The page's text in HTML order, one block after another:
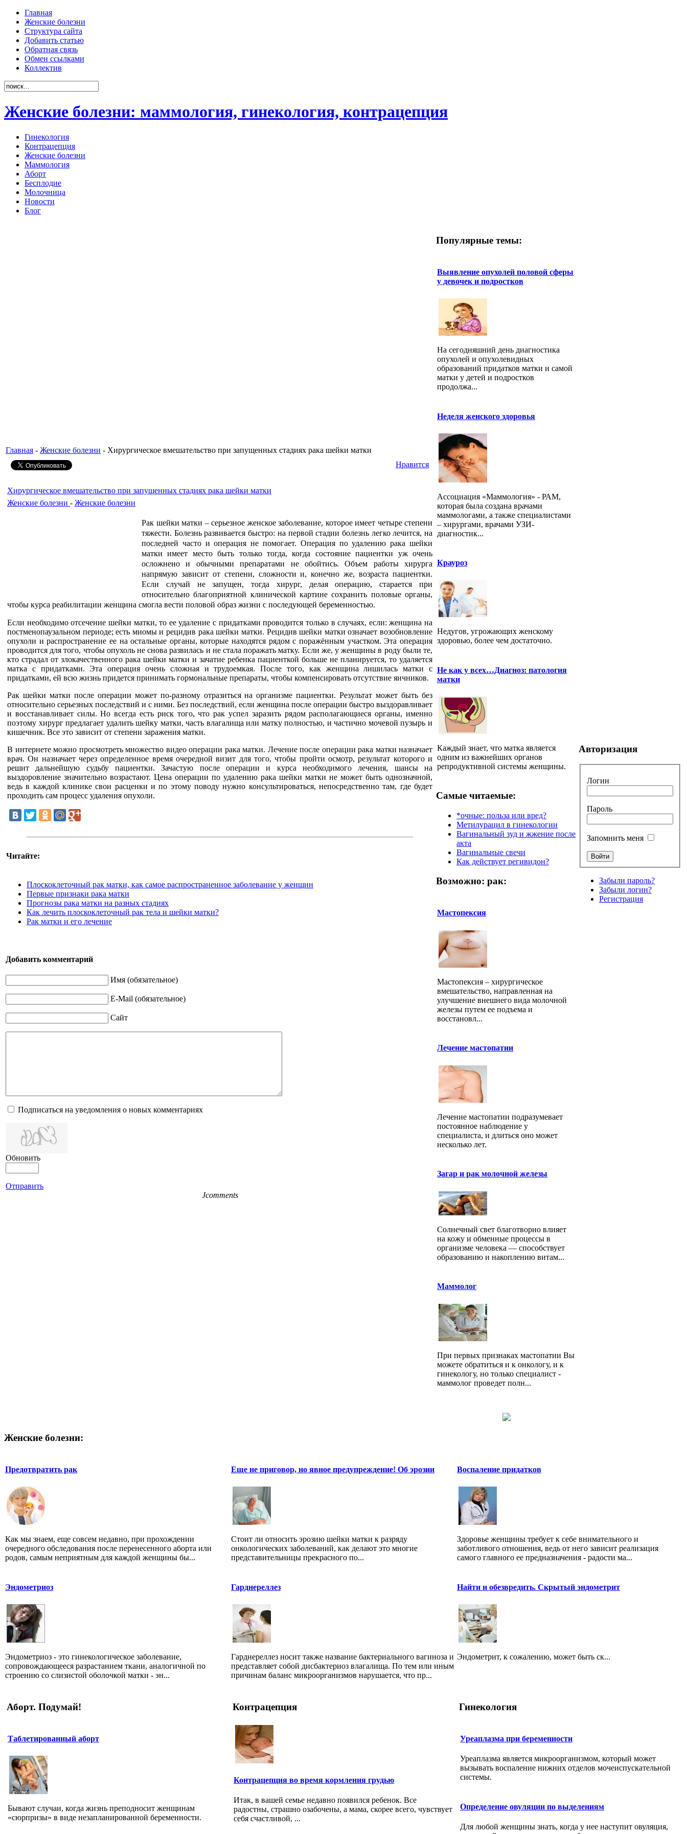
Главная
Женские болезни
Структура сайта
Добавить статью
Обратная связь
Обмен ссылками
Коллектив
Женские болезни: маммология, гинекология, контрацепция
Гинекология
Контрацепция
Женские болезни
Маммология
Аборт
Бесплодие
Молочница
Новости
Блог
Главная - Женские болезни - Хирургическое вмешательство при запущенных стадиях рака шейки матки
Нравится
Хирургическое вмешательство при запущенных стадиях рака шейки матки
Женские болезни - Женские болезни
Рак шейки матки – серьезное женское заболевание, которое имеет четыре степени
тяжести. Болезнь развивается быстро: на первой стадии болезнь легко лечится, на
последней часто и операция не помогает. Операция по удалению рака шейки
матки имеет место быть только тогда, когда состояние пациентки уж очень
осложнено и обычными препаратами не обойтись. Объем работы хирурга
напрямую зависит от степени, сложности и, конечно же, возраста пациентки.
Если случай не запущен, тогда хирург, делая операцию, старается при
относительно благоприятной клинической картине сохранить половые органы,
чтобы курса реабилитации женщина смогла вести половой образ жизни с последующей беременностью.
Если необходимо отсечение шейки матки, то ее удаление с придатками проводится только в случаях, если: женщина на
постменопаузальном периоде; есть миомы и рецидив рака шейки матки. Рецидив шейки матки означает возобновление
опухоли и распространение ее на остальные органы, которые находятся рядом с поражённым участком. Эта операция
проводится для того, чтобы опухоль не снова развилась и не стала поражать матку. Если же, у женщины в роду были те,
кто страдал от злокачественного рака шейки матки и зачатие ребенка пациенткой больше не планируется, то удаляется
матка с придатками. Эта операция очень сложная и трудоемкая. После того, как женщина лишилась матки с
придатками, ей всю жизнь придется принимать гормональные препараты, чтобы компенсировать отсутствие яичников.
Рак шейки матки после операции может по-разному отразиться на организме пациентки. Результат может быть без
относительно серьезных последствий и с ними. Без последствий, если женщина после операции быстро выздоравливает
и восстанавливает силы. Но всегда есть риск того, что рак успел заразить рядом располагающиеся органы, именно
поэтому хирург предлагает удалить шейку матки, часть влагалища или матку полностью, и частично мочевой пузырь и
кишечник. Все это зависит от степени заражения матки.
В интернете можно просмотреть множество видео операции рака матки. Лечение после операции рака матки назначает
врач. Он назначает через определенное время очередной визит для того, чтобы пройти осмотр, результат которого и
решит дальнейшую судьбу пациентки. Зачастую после операции и курса необходимого лечения, шансы на
выздоровление значительно возрастают. Цена операции по удалению рака шейки матки не может быть однозначной,
ведь в каждой клинике свои расценки и по этому поводу нужно консультироваться, непосредственно там, где будет
проходить сам процесс удаления опухоли.
Читайте:
Плоскоклеточный рак матки, как самое распространенное заболевание у женщин
Первые признаки рака матки
Прогнозы рака матки на разных стадиях
Как лечить плоскоклеточный рак тела и шейки матки?
Рак матки и его лечение
Добавить комментарий
Имя (обязательное)
E-Mail (обязательное)
Сайт
Подписаться на уведомления о новых комментариях
Обновить
Отправить
Jcomments
Популярные темы:
Выявление опухолей половой сферы
у девочек и подростков
На сегодняшний день диагностика
опухолей и опухолевидных
образований придатков матки и самой
матки у детей и подростков
продолжа...
Неделя женского здоровья
Ассоциация «Маммология» - РАМ,
которая была создана врачами
маммологами, а также специалистами
– хирургами, врачами УЗИ-
диагностик...
Крауроз
Недугов, угрожающих женскому
здоровью, более чем достаточно.
Не как у всех…Диагноз: патология
матки
Каждый знает, что матка является
одним из важнейших органов
репродуктивной системы женщины.
Самые читаемые:
*очные: польза или вред?
Метилурацил в гинекологии
Вагинальный зуд и жжение после
акта
Вагинальные свечи
Как действует регивидон?
Возможно: рак:
Мастопексия
Мастопексия – хирургическое
вмешательство, направленная на
улучшение внешнего вида молочной
железы путем ее подъема и
восстановл...
Лечение мастопатии
Лечение мастопатии подразумевает
постоянное наблюдение у
специалиста, и длиться оно может
несколько лет.
Загар и рак молочной железы
Солнечный свет благотворно влияет
на кожу и обменные процессы в
организме человека — способствует
образованию и накоплению витам...
Маммолог
При первых признаках мастопатии Вы
можете обратиться и к онкологу, и к
гинекологу, но только специалист -
маммолог проведет полн...
Авторизация
Логин
Пароль
Запомнить меня
Забыли пароль?
Забыли логин?
Регистрация
Женские болезни:
Предотвратить рак
Как мы знаем, еще совсем недавно, при прохождении
очередного обследования после перенесенного аборта или
родов, самым неприятным для каждой женщины бы...
Еще не приговор, но явное предупреждение! Об эрозии
Стоит ли относить эрозию шейки матки к разряду
онкологических заболеваний, как делают это многие
представительницы прекрасного по...
Воспаление придатков
Здоровье женщины требует к себе внимательного и
заботливого отношения, ведь от него зависит реализация
самого главного ее предназначения - радости ма...
Эндометриоз
Эндометриоз - это гинекологическое заболевание,
сопровождающееся разрастанием ткани, аналогичной по
строению со слизистой оболочкой матки - эн...
Гарднереллез
Гарднереллез носит также название бактериального вагиноза и
представляет собой дисбактериоз влагалища. По тем или иным
причинам баланс микроорганизмов нарушается, что пр...
Найти и обезвредить. Скрытый эндометрит
Эндометрит, к сожалению, может быть ск...
Аборт. Подумай!
Таблетированный аборт
Бывают случаи, когда жизнь преподносит женщинам
«сюрпризы» в виде незапланированной беременности.
Контрацепция
Контрацепция во время кормления грудью
Итак, в вашей семье недавно появился ребенок. Все
радостны, страшно озабочены, а мама, скорее всего, чувствует
себя счастливой, ...
Гинекология
Уреаплазма при беременности
Уреаплазма является микроорганизмом, который может
вызывать воспаление нижних отделов мочеиспускательной
системы.
Определение овуляции по выделениям
Для любой женщины знать, когда у нее наступит овуляция,